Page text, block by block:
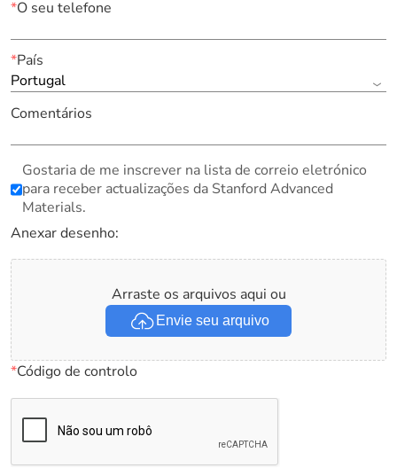
*O seu telefone
*País
Portugal
Comentários
Gostaria de me inscrever na lista de correio eletrónico
para receber actualizações da Stanford Advanced
Materials.
Anexar desenho:
Arraste os arquivos aqui ou
Envie seu arquivo
*Código de controlo